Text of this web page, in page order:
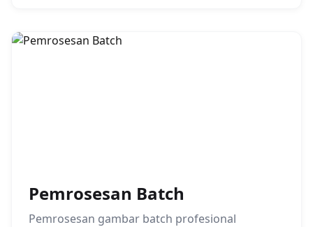
Pemrosesan Batch
Pemrosesan gambar batch profesional